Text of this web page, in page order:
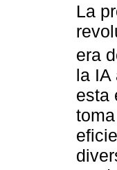
La
era
la IA
esta